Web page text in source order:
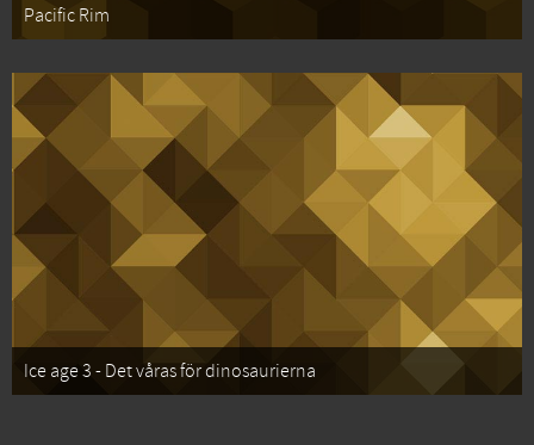
Pacific Rim
Ice age 3 - Det våras för dinosaurierna